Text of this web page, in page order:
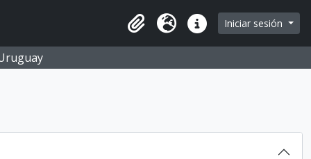
Portapapeles
Idioma Enlaces rápidos
Iniciar sesión